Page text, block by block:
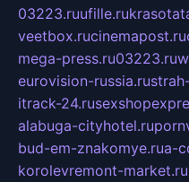
03223.ruufille.ru
veetbox.rucinemapost.ru
mega-press.ru03223.ru
eurovision-russia.ru
itrack-24.ru
alabuga-cityhotel.ru
bud-em-znakomye.rua-
korolevremont-market.ru